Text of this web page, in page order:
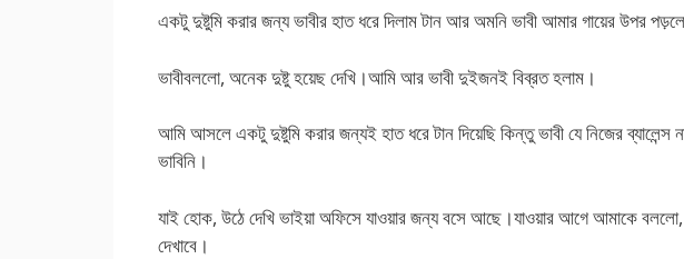
একটু দুষ্টুমি করার জন্য ভাবীর হাত ধরে দিলাম টান আর অমনি ভাবী আমার গায়ের উপর
ভাবীবললো, অনেক দুষ্টু হয়েছ দেখি।আমি আর ভাবী দুইজনই বিব্রত হলাম।
আমি আসলে একটু দুষ্টুমি করার জন্যই হাত ধরে টান দিয়েছি কিন্তু ভাবী যে নিজের ব্যালেন্স
ভাবিনি।
যাই হোক, উঠে দেখি ভাইয়া অফিসে যাওয়ার জন্য বসে আছে।যাওয়ার আগে আমাকে বললো,
দেখাবে।